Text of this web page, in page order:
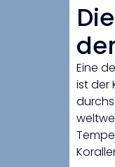
Eine
ist der